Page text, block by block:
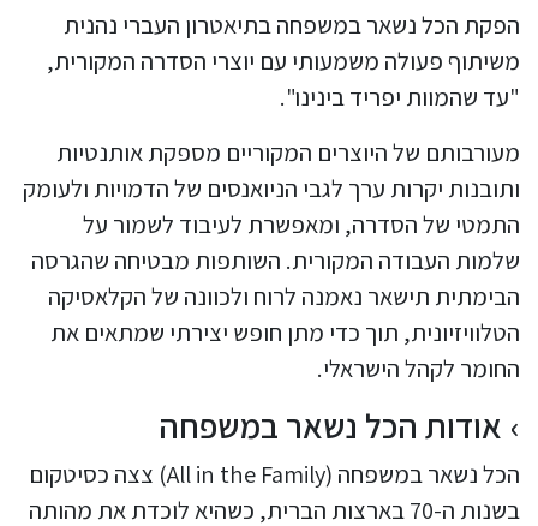
הפקת הכל נשאר במשפחה בתיאטרון העברי נהנית
משיתוף פעולה משמעותי עם יוצרי הסדרה המקורית,
"עד שהמוות יפריד בינינו".
מעורבותם של היוצרים המקוריים מספקת אותנטיות
ותובנות יקרות ערך לגבי הניואנסים של הדמויות ולעומק
התמטי של הסדרה, ומאפשרת לעיבוד לשמור על
שלמות העבודה המקורית. השותפות מבטיחה שהגרסה
הבימתית תישאר נאמנה לרוח ולכוונה של הקלאסיקה
הטלוויזיונית, תוך כדי מתן חופש יצירתי שמתאים את
החומר לקהל הישראלי.
אודות הכל נשאר במשפחה
הכל נשאר במשפחה (All in the Family) צצה כסיטקום
בשנות ה-70 בארצות הברית, כשהיא לוכדת את מהותה